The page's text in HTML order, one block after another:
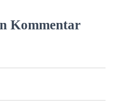
Kommentar